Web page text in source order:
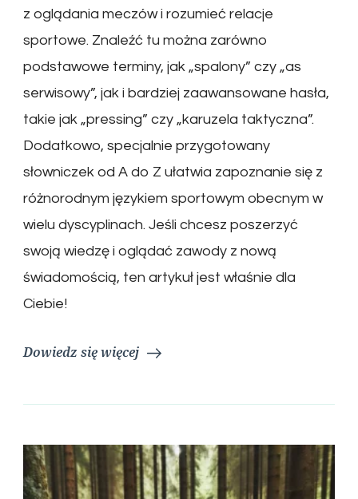
z oglądania meczów i rozumieć relacje
sportowe. Znaleźć tu można zarówno
podstawowe terminy, jak „spalony” czy „as
serwisowy”, jak i bardziej zaawansowane hasła,
takie jak „pressing” czy „karuzela taktyczna”.
Dodatkowo, specjalnie przygotowany
słowniczek od A do Z ułatwia zapoznanie się z
różnorodnym językiem sportowym obecnym w
wielu dyscyplinach. Jeśli chcesz poszerzyć
swoją wiedzę i oglądać zawody z nową
świadomością, ten artykuł jest właśnie dla
Ciebie!
Dowiedz się więcej